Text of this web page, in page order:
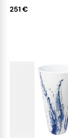
251 €